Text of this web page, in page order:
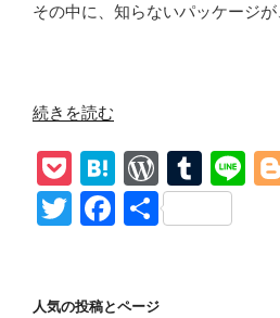
その中に、知らないパッケージが
“au
で
三
太
続きを読む
P
o
ck
H
at
e
a
W
or
d
e
T
u
m
Li
T
F
共
人気の投稿とページ